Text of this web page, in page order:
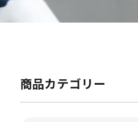
商品カテゴリー